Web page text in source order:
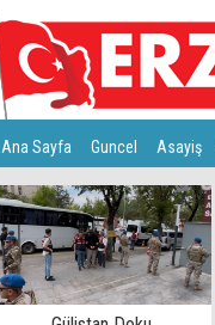
Ana Sayfa Guncel Asayiş
Türkiye Teknoloji